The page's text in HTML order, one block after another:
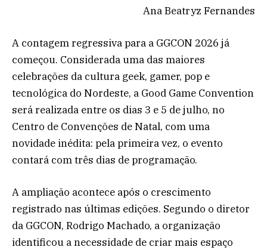
Ana Beatryz Fernandes
A contagem regressiva para a GGCON 2026 já
começou. Considerada uma das maiores
celebrações da cultura geek, gamer, pop e
tecnológica do Nordeste, a Good Game Convention
será realizada entre os dias 3 e 5 de julho, no
Centro de Convenções de Natal, com uma
novidade inédita: pela primeira vez, o evento
contará com três dias de programação.
A ampliação acontece após o crescimento
registrado nas últimas edições. Segundo o diretor
da GGCON, Rodrigo Machado, a organização
identificou a necessidade de criar mais espaço